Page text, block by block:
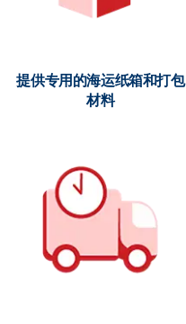
提供专用的海运纸箱和打包
材料